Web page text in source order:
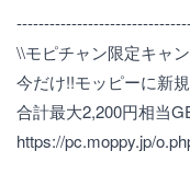
\\モピチャン限定キャ
今だけ!!モッピーに新
合計最大2,200円相当
https://pc.moppy.jp/